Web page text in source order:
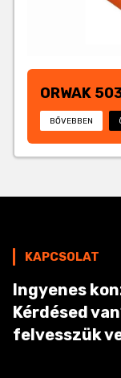
ORWAK
BŐVEBBEN
KAPCSOLAT
Ingyenes
Kérdésed
felvesszük